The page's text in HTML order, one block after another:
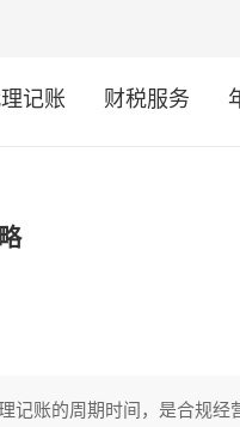
记账 财税服务
记账的周期时间，是合规经